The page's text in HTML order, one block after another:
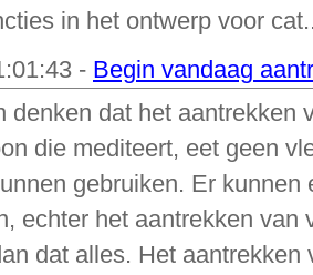
in het ontwerp voor
- Begin vandaag
denken dat het aantrekken
die mediteert, eet geen
gebruiken. Er
echter het aantrekken
dat alles. Het aantrekken